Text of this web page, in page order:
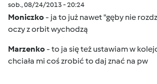
sob., 08/24/2013 - 20:24
Moniczko- ja to już nawet "gęby nie
oczy z orbit wychodzą
Marzenko- to ja się też ustawiam w
chciała mi coś zrobić to daj znać na pw